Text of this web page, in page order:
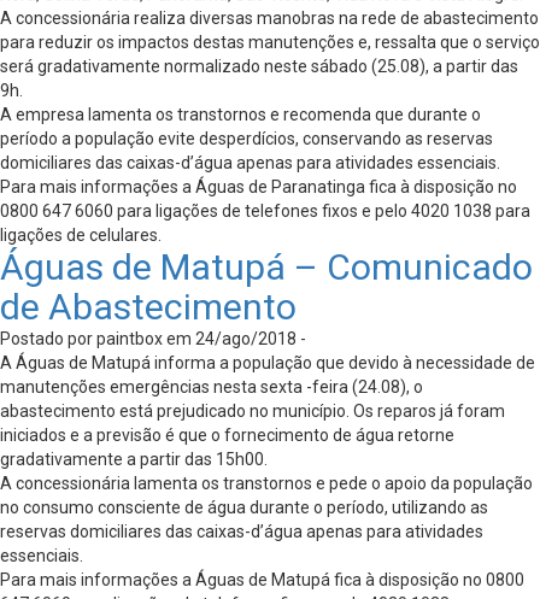
A concessionária realiza diversas manobras na rede de abastecimento
para reduzir os impactos destas manutenções e, ressalta que o serviço
será gradativamente normalizado neste sábado (25.08), a partir das
9h.
A empresa lamenta os transtornos e recomenda que durante o
período a população evite desperdícios, conservando as reservas
domiciliares das caixas-d’água apenas para atividades essenciais.
Para mais informações a Águas de Paranatinga fica à disposição no
0800 647 6060 para ligações de telefones fixos e pelo 4020 1038 para
ligações de celulares.
Águas de Matupá – Comunicado
de Abastecimento
Postado por paintbox em 24/ago/2018 -
A Águas de Matupá informa a população que devido à necessidade de
manutenções emergências nesta sexta -feira (24.08), o
abastecimento está prejudicado no município. Os reparos já foram
iniciados e a previsão é que o fornecimento de água retorne
gradativamente a partir das 15h00.
A concessionária lamenta os transtornos e pede o apoio da população
no consumo consciente de água durante o período, utilizando as
reservas domiciliares das caixas-d’água apenas para atividades
essenciais.
Para mais informações a Águas de Matupá fica à disposição no 0800